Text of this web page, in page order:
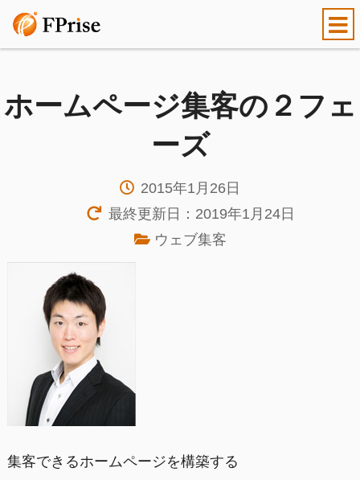
ホームページ集客の２フェ
ーズ
2015年1月26日
最終更新日：2019年1月24日
ウェブ集客
集客できるホームページを構築する